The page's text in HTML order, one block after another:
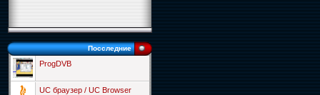
Посследние
ProgDVB
UC браузер / UC Browser